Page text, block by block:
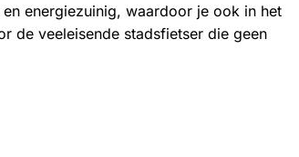
energiezuinig, waardoor je ook in het
de veeleisende stadsfietser die geen